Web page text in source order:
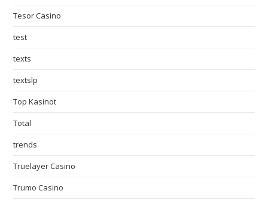
Tesor Casino
test
texts
textslp
Top Kasinot
Total
trends
Truelayer Casino
Trumo Casino